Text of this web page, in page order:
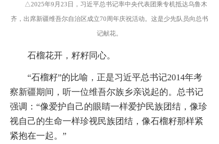
△2025年9月23日，习近平总书记率中央代表团乘专机抵达乌鲁木
齐，出席新疆维吾尔自治区成立70周年庆祝活动。这是少先队员向总书
记献花。
石榴花开，籽籽同心。
“石榴籽”的比喻，正是习近平总书记2014年考
察新疆期间，听一位维吾尔族乡亲说起的。总书记
强调：“像爱护自己的眼睛一样爱护民族团结，像珍
视自己的生命一样珍视民族团结，像石榴籽那样紧
紧抱在一起。”